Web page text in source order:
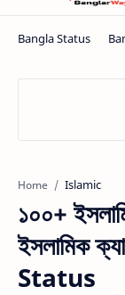
Home Islamic
১০০+
ইসলামিক
Status